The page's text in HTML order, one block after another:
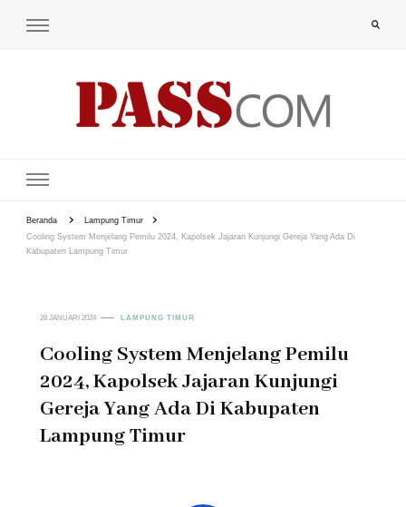
Beranda
Lampung Timur
Cooling System Menjelang Pemilu 2024, Kapolsek Jajaran Kunjungi Gereja Yang Ada Di
Kabupaten Lampung Timur
28 JANUARI 2024 LAMPUNG TIMUR
Cooling System Menjelang Pemilu
2024, Kapolsek Jajaran Kunjungi
Gereja Yang Ada Di Kabupaten
Lampung Timur